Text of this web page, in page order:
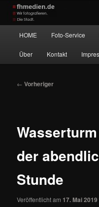
Zum
primären
Inhalt
springen
Wir fotografieren die Hauptstadt!
HOME Foto-Service
Über Kontakt
Beitragsnavigation
← Vorheriger
der
Stunde
Veröffentlicht am 17. Mai 2019